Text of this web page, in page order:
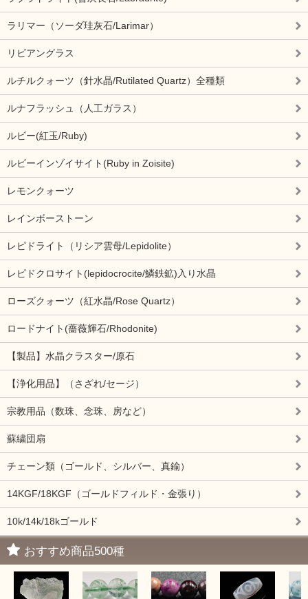
ラリマー（ソーダ珪灰石/Larimar）
リビアングラス
ルチルクォーツ（針水晶/Rutilated Quartz）全種類
ルナフラッシュ（人工ガラス）
ルビー(紅玉/Ruby)
ルビーインゾイサイト(Ruby in Zoisite)
レモンクォーツ
レインボーストーン
レピドライト（リシア雲母/Lepidolite）
レピドクロサイト(lepidocrocite/鱗鉄鉱)入り水晶
ローズクォーツ（紅水晶/Rose Quartz）
ロードナイト(薔薇輝石/Rhodonite)
【製品】水晶クラスター/原石
【浄化用品】（さざれ/セージ）
宗教用品（数珠、念珠、房など）
蘇繍団扇
チェーン類（ゴールド、シルバー、真鍮）
14KGF/18KGF（ゴールドフィルド・金張り）
10k/14k/18kゴールド
おすすめ商品500種